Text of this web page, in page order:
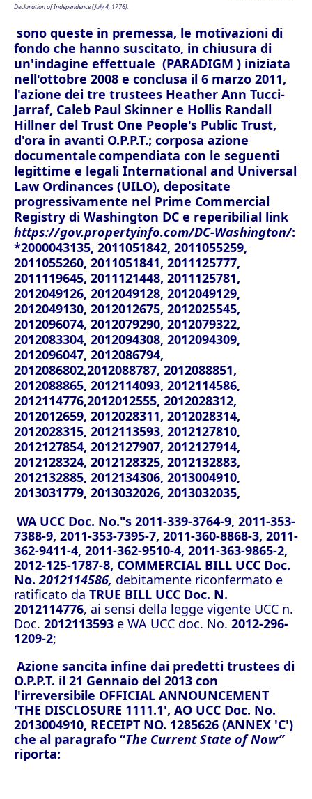
Declaration of Independence (July 4, 1776).
sono queste in premessa, le motivazioni di
fondo che hanno suscitato, in chiusura di
un'indagine effettuale (PARADIGM ) iniziata
nell'ottobre 2008 e conclusa il 6 marzo 2011,
l'azione dei tre trustees Heather Ann Tucci-
Jarraf, Caleb Paul Skinner e Hollis Randall
Hillner del Trust One People's Public Trust,
d'ora in avanti O.P.P.T.; corposa azione
documentalecompendiata con le seguenti
legittime e legali International and Universal
Law Ordinances (UILO), depositate
progressivamente nel Prime Commercial
Registry di Washington DC e reperibilial link
https://gov.propertyinfo.com/DC-Washington/:
*2000043135, 2011051842, 2011055259,
2011055260, 2011051841, 2011125777,
2011119645, 2011121448, 2011125781,
2012049126, 2012049128, 2012049129,
2012049130, 2012012675, 2012025545,
2012096074, 2012079290, 2012079322,
2012083304, 2012094308, 2012094309,
2012096047, 2012086794,
2012086802,2012088787, 2012088851,
2012088865, 2012114093, 2012114586,
2012114776,2012012555, 2012028312,
2012012659, 2012028311, 2012028314,
2012028315, 2012113593, 2012127810,
2012127854, 2012127907, 2012127914,
2012128324, 2012128325, 2012132883,
2012132885, 2012134306, 2013004910,
2013031779, 2013032026, 2013032035,
WA UCC Doc. No."s 2011-339-3764-9, 2011-353-
7388-9, 2011-353-7395-7, 2011-360-8868-3, 2011-
362-9411-4, 2011-362-9510-4, 2011-363-9865-2,
2012-125-1787-8, COMMERCIAL BILL UCC Doc.
No.2012114586, debitamente riconfermato e
ratificato da TRUE BILL UCC Doc. N.
2012114776, ai sensi della legge vigente UCC n.
Doc. 2012113593 e WA UCC doc. No. 2012-296-
1209-2;
Azione sancita infine dai predetti trustees di
O.P.P.T. il 21 Gennaio del 2013 con
l'irreversibile OFFICIAL ANNOUNCEMENT
'THE DISCLOSURE 1111.1', AO UCC Doc. No.
2013004910, RECEIPT NO. 1285626 (ANNEX 'C')
che al paragrafo “The Current State of Now”
riporta: